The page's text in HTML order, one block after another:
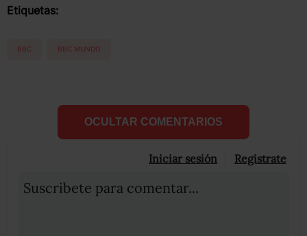
Etiquetas:
BBC BBC MUNDO
OCULTAR COMENTARIOS
Iniciar sesión Registrate
Suscribete para comentar...